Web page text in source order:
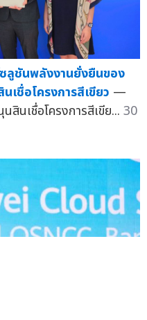
ลูชันพลังงานยั่งยืนของ
เชื่อโครงการสีเขียว —
สินเชื่อโครงการสีเขีย... 30